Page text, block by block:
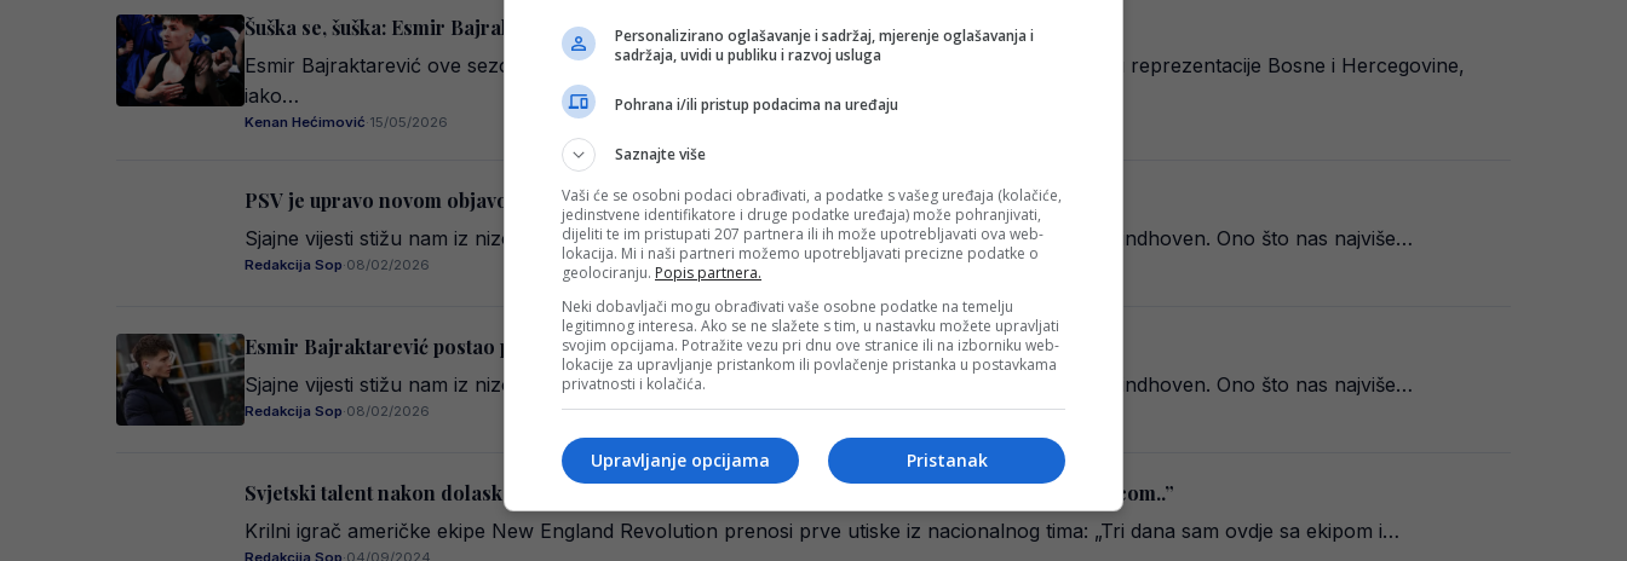
Šuška se, šuška: Esmir Bajraktarević i višemilionska ponuda?!
Esmir Bajraktarević ove sezone sve više skreće pažnju na sebe, posebno kroz nastupe u dresu reprezentacije Bosne i Hercegovine,
iako…
Kenan Hećimović·15/05/2026
PSV je upravo novom objavom oduševio bh. navijače
Sjajne vijesti stižu nam iz nizozemske Eredivisie, gdje se danas sastaju Groningen i vodeći PSV Eindhoven. Ono što nas najviše…
Redakcija Sop·08/02/2026
Esmir Bajraktarević postao prvotimac! Danas opet starter!
Sjajne vijesti stižu nam iz nizozemske Eredivisie, gdje se danas sastaju Groningen i vodeći PSV Eindhoven. Ono što nas najviše…
Redakcija Sop·08/02/2026
Svjetski talent nakon dolaska među Zmajeve oduševio bh. naciju: “Kad sam bio mlađi sa porodicom..”
Krilni igrač američke ekipe New England Revolution prenosi prve utiske iz nacionalnog tima: „Tri dana sam ovdje sa ekipom i…
Redakcija Sop·04/09/2024
Personalizirano oglašavanje i sadržaj, mjerenje oglašavanja i
sadržaja, uvidi u publiku i razvoj usluga
Pohrana i/ili pristup podacima na uređaju
Saznajte više
Vaši će se osobni podaci obrađivati, a podatke s vašeg uređaja (kolačiće,
jedinstvene identifikatore i druge podatke uređaja) može pohranjivati,
dijeliti te im pristupati 207 partnera ili ih može upotrebljavati ova web-
lokacija. Mi i naši partneri možemo upotrebljavati precizne podatke o
geolociranju. Popis partnera.
Neki dobavljači mogu obrađivati vaše osobne podatke na temelju
legitimnog interesa. Ako se ne slažete s tim, u nastavku možete upravljati
svojim opcijama. Potražite vezu pri dnu ove stranice ili na izborniku web-
lokacije za upravljanje pristankom ili povlačenje pristanka u postavkama
privatnosti i kolačića.
Pristanak
Upravljanje opcijama